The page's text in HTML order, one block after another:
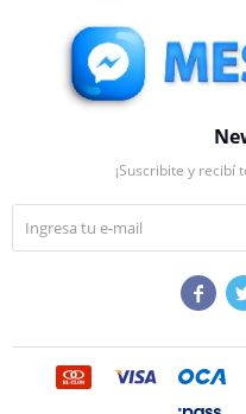
¡Suscribite y recibí
